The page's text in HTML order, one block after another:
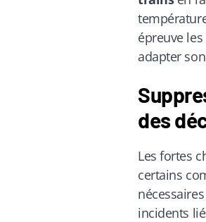
épreuve
adapter
des
Les fortes
certains
incidents